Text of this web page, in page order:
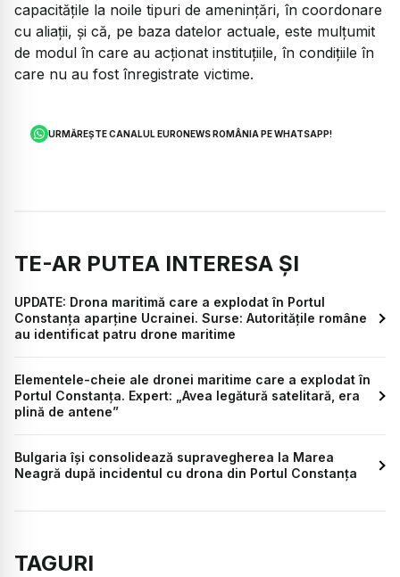
capacitățile la noile tipuri de amenințări, în coordonare
cu aliații, și că, pe baza datelor actuale, este mulțumit
de modul în care au acționat instituțiile, în condițiile în
care nu au fost înregistrate victime.
URMĂREȘTE CANALUL EURONEWS ROMÂNIA PE WHATSAPP!
TE-AR PUTEA INTERESA ȘI
UPDATE: Drona maritimă care a explodat în Portul
Constanța aparține Ucrainei. Surse: Autoritățile române
au identificat patru drone maritime
Elementele-cheie ale dronei maritime care a explodat în
Portul Constanța. Expert: „Avea legătură satelitară, era
plină de antene”
Bulgaria își consolidează supravegherea la Marea
Neagră după incidentul cu drona din Portul Constanța
TAGURI